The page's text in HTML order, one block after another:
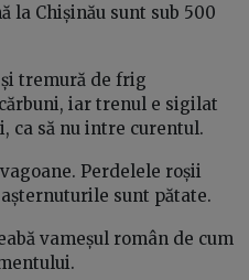
la Chișinău sunt sub 500
tremură de frig
iar trenul e sigilat
ca să nu intre curentul.
Perdelele roșii
sunt pătate.
vameșul român de cum